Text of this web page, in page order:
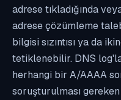
adrese tıkladığında
adrese çözümleme
bilgisi sızıntısı ya da
tetiklenebilir. DNS
herhangi bir A/AAAA
soruşturulması